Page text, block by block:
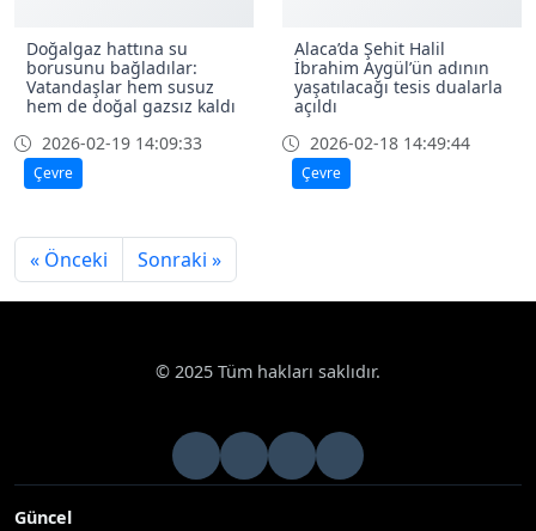
Doğalgaz hattına su
borusunu bağladılar:
Vatandaşlar hem susuz
hem de doğal gazsız kaldı
2026-02-19 14:09:33
Çevre
Alaca’da Şehit Halil
İbrahim Aygül’ün adının
yaşatılacağı tesis dualarla
açıldı
2026-02-18 14:49:44
Çevre
« Önceki Sonraki »
© 2025 Tüm hakları saklıdır.
Güncel